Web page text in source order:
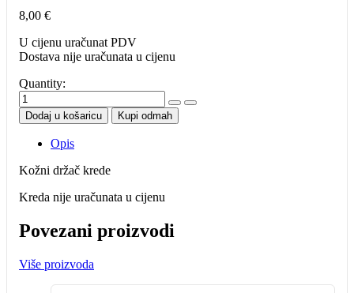
8,00 €
U cijenu uračunat PDV
Dostava nije uračunata u cijenu
Quantity:
Držač
krede
kožni
pocket
količina
Dodaj u košaricu Kupi odmah
Opis
Kožni držač krede
Kreda nije uračunata u cijenu
Povezani proizvodi
Više proizvoda